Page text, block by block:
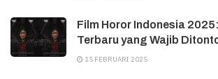
Film Horor Indonesia
Terbaru yang Wajib
15 FEBRUARI 2025